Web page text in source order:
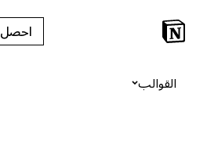
احصل على Notion مجاناً
القوالب